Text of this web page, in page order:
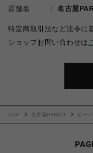
店舗名
名古屋
特定商取引法など法令に
ショップお問い合わせは
TOP 名古屋PARCO ビー